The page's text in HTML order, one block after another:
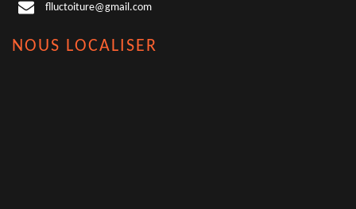
flluctoiture@gmail.com
NOUS LOCALISER